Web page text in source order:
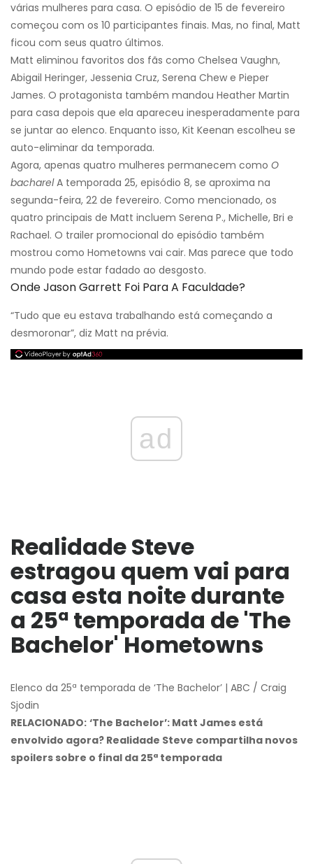
várias mulheres para casa. O episódio de 15 de fevereiro
começou com os 10 participantes finais. Mas, no final, Matt
ficou com seus quatro últimos.
Matt eliminou favoritos dos fãs como Chelsea Vaughn,
Abigail Heringer, Jessenia Cruz, Serena Chew e Pieper
James. O protagonista também mandou Heather Martin
para casa depois que ela apareceu inesperadamente para
se juntar ao elenco. Enquanto isso, Kit Keenan escolheu se
auto-eliminar da temporada.
Agora, apenas quatro mulheres permanecem como O
bacharelA temporada 25, episódio 8, se aproxima na
segunda-feira, 22 de fevereiro. Como mencionado, os
quatro principais de Matt incluem Serena P., Michelle, Bri e
Rachael. O trailer promocional do episódio também
mostrou como Hometowns vai cair. Mas parece que todo
mundo pode estar fadado ao desgosto.
Onde Jason Garrett Foi Para A Faculdade?
“Tudo que eu estava trabalhando está começando a
desmoronar”, diz Matt na prévia.
ad
Realidade Steve
estragou quem vai para
casa esta noite durante
a 25ª temporada de 'The
Bachelor' Hometowns
Elenco da 25ª temporada de ‘The Bachelor’ | ABC / Craig
Sjodin
RELACIONADO: ‘The Bachelor’: Matt James está
envolvido agora? Realidade Steve compartilha novos
spoilers sobre o final da 25ª temporada